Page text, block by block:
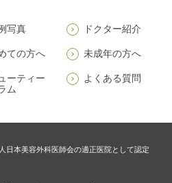
写真 ドクター紹介
ての方へ 未成年の方へ
ーティー
ム
よくある質問
日本美容外科医師会の適正医院として認定